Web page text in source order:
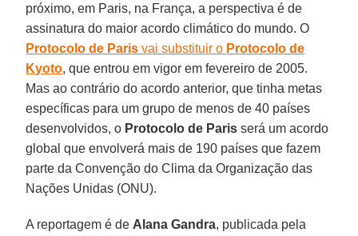
próximo, em Paris, na França, a perspectiva é de
assinatura do maior acordo climático do mundo. O
Protocolo de Paris vai substituir o Protocolo de
Kyoto, que entrou em vigor em fevereiro de 2005.
Mas ao contrário do acordo anterior, que tinha metas
específicas para um grupo de menos de 40 países
desenvolvidos, o Protocolo de Paris será um acordo
global que envolverá mais de 190 países que fazem
parte da Convenção do Clima da Organização das
Nações Unidas (ONU).
A reportagem é de Alana Gandra, publicada pela